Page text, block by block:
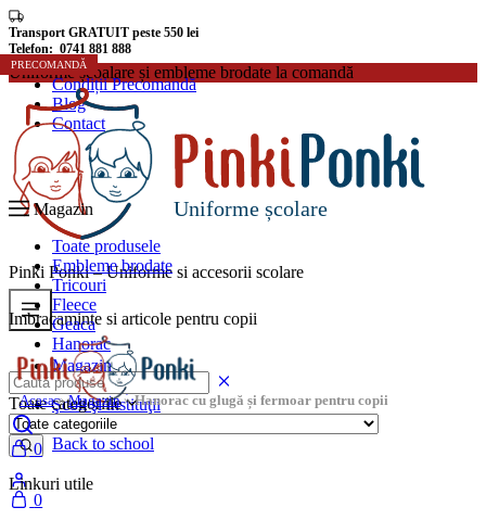
Transport GRATUIT peste 550 lei
Telefon: 0741 881 888
Condiții Precomandă
Blog
Contact
Uniforme școalare și embleme brodate la comandă
Uniforme școlare
Pinki Ponki – Uniforme si accesorii scolare
Imbracaminte si articole pentru copii
Magazin
Uniforme Școlare
Şcoli şi instituţii
Rechizite școlare
Back to school
0
Magazin
Toate produsele
Embleme brodate
Tricouri
Fleece
Geaca
Hanorac
Toate categoriile
Linkuri utile
0
Acasa»Magazin»Hanorac cu glugă și fermoar pentru copii
PRECOMANDĂ
PRECOMANDĂ
PRECOMANDĂ
PRECOMANDĂ
PRECOMANDĂ
PRECOMANDĂ
PRECOMANDĂ
PRECOMANDĂ